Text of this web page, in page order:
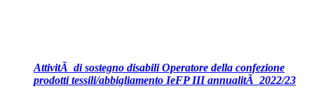
AttivitÃ di sostegno disabili Operatore della confezione
prodotti tessili/abbigliamento IeFP III annualitÃ 2022/23